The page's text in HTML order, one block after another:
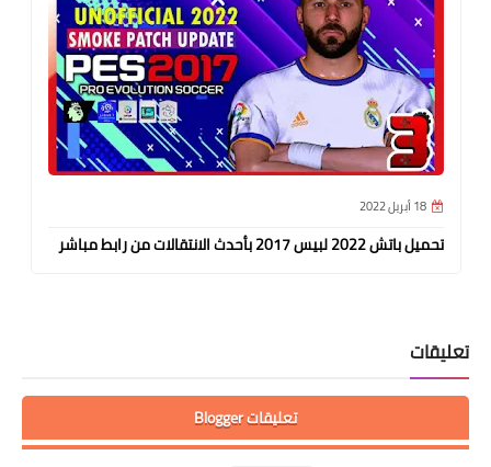
18 أبريل 2022
تحميل باتش 2022 لبيس 2017 بأحدث الانتقالات من رابط مباشر
تعليقات
تعليقات Blogger